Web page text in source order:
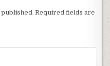
Required fields are